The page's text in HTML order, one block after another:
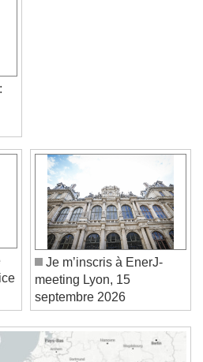
Skip Forward
behind live
LIVE
Je m’inscris à EnerJ-
meeting Lyon, 15
septembre 2026